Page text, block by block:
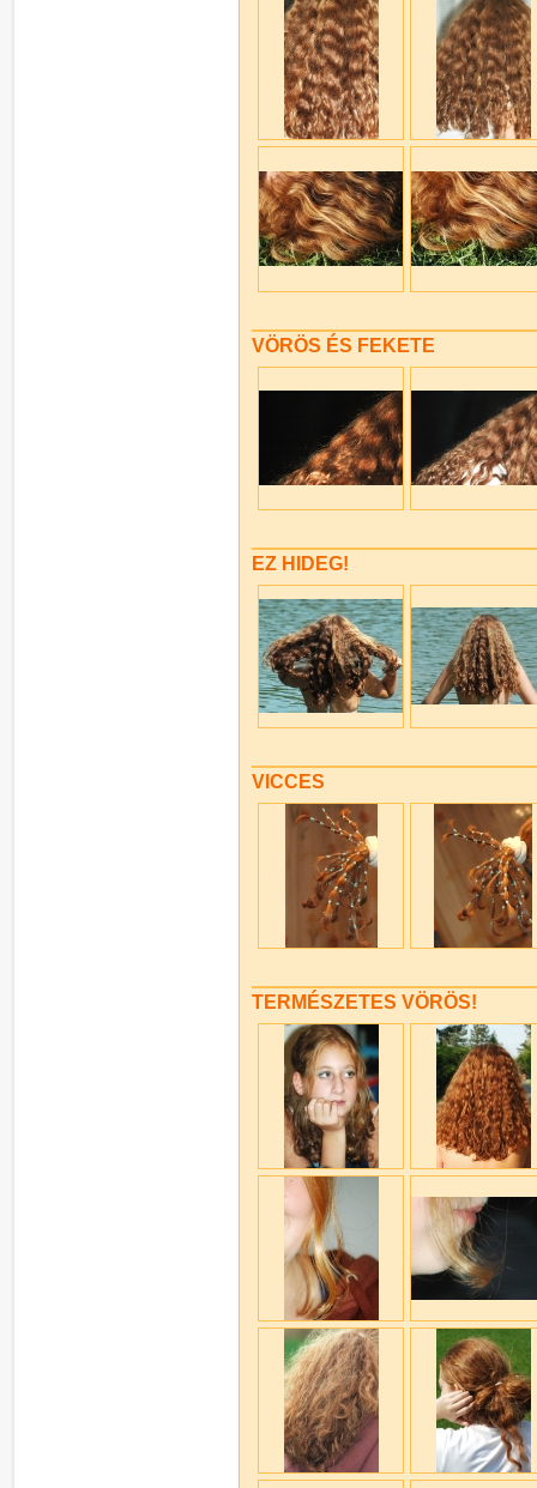
VÖRÖS ÉS FEKETE
EZ HIDEG!
VICCES
TERMÉSZETES VÖRÖS!